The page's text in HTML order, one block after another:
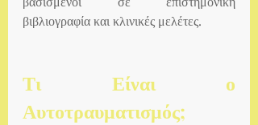
βιβλιογραφία και κλινικές μελέτες.
Τι Είναι ο
Αυτοτραυματισμός;